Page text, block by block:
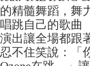
的精髓舞蹈，舞
唱跳自己的歌曲
演出讓全場都跟
忍不住笑說：「